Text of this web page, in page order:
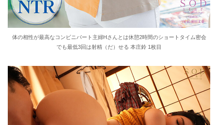
体の相性が最高なコンビニパート主婦Hさんとは休憩2時間のショートタイム密会
でも最低3回は射精（だ）せる 本庄鈴 1枚目